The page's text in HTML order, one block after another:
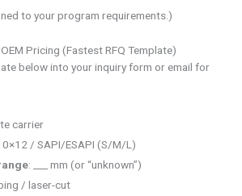
to your program requirements.)
Pricing (Fastest RFQ Template)
below into your inquiry form or email for
carrier
/ SAPI/ESAPI (S/M/L)
: ___ mm (or “unknown”)
/ laser-cut